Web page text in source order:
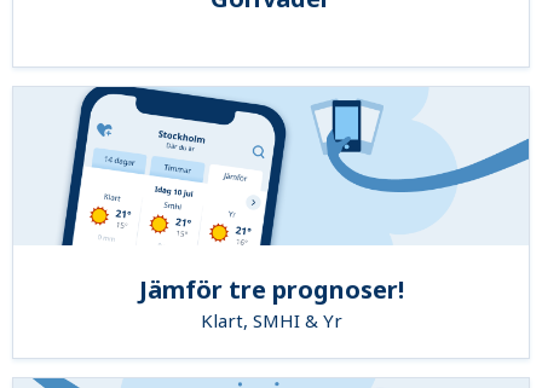
Jämför tre prognoser!
Klart, SMHI & Yr